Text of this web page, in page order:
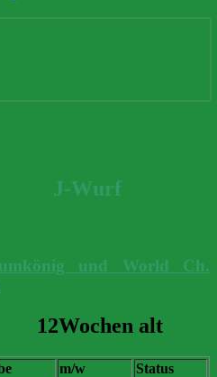
und World Ch.
alt
m/w Status